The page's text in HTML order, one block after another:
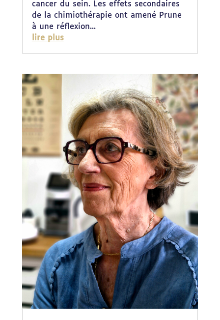
cancer du sein. Les effets secondaires
de la chimiothérapie ont amené Prune
à une réflexion...
lire plus